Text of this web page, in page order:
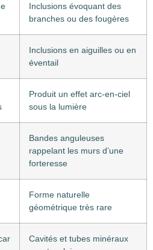
Inclusions évoquant des
branches ou des fougères
Inclusions en aiguilles ou en
éventail
Produit un effet arc-en-ciel
sous la lumière
Bandes anguleuses
rappelant les murs d’une
forteresse
Forme naturelle
géométrique très rare
Cavités et tubes minéraux